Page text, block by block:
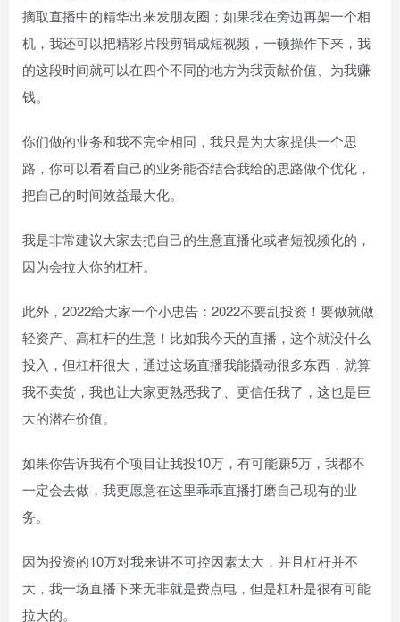
摘取直播中的精华出来发朋友圈；如果我在旁边再架一个相
机，我还可以把精彩片段剪辑成短视频，一顿操作下来，我
的这段时间就可以在四个不同的地方为我贡献价值、为我赚
钱。
你们做的业务和我不完全相同，我只是为大家提供一个思
路，你可以看看自己的业务能否结合我给的思路做个优化，
把自己的时间效益最大化。
我是非常建议大家去把自己的生意直播化或者短视频化的，
因为会拉大你的杠杆。
此外，2022给大家一个小忠告：2022不要乱投资！要做就做
轻资产、高杠杆的生意！比如我今天的直播，这个就没什么
投入，但杠杆很大，通过这场直播我能撬动很多东西，就算
我不卖货，我也让大家更熟悉我了、更信任我了，这也是巨
大的潜在价值。
如果你告诉我有个项目让我投10万，有可能赚5万，我都不
一定会去做，我更愿意在这里乖乖直播打磨自己现有的业
务。
因为投资的10万对我来讲不可控因素太大，并且杠杆并不
大，我一场直播下来无非就是费点电，但是杠杆是很有可能
拉大的。